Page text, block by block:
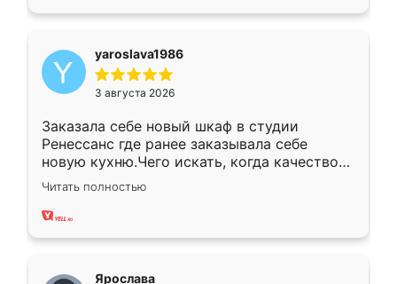
yaroslava1986
3 августа 2026
Заказала себе новый шкаф в студии
Ренессанс где ранее заказывала себе
новую кухню.Чего искать, когда качеством
вполне довольна. Служит кухня уже почти
два года, нареканий нет.
Читать полностью
Ярослава